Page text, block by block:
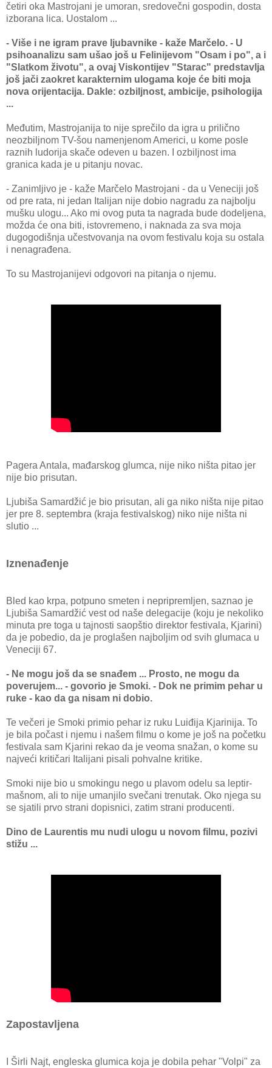
četiri oka Mastrojani je umoran, sredovečni gospodin, dosta
izborana lica. Uostalom ...
- Više i ne igram prave ljubavnike - kaže Marčelo. - U
psihoanalizu sam ušao još u Felinijevom "Osam i po", a i
"Slatkom životu", a ovaj Viskontijev "Starac" predstavlja
još jači zaokret karakternim ulogama koje će biti moja
nova orijentacija. Dakle: ozbiljnost, ambicije, psihologija
...
Međutim, Mastrojanija to nije sprečilo da igra u prilično
neozbiljnom TV-šou namenjenom Americi, u kome posle
raznih ludorija skače odeven u bazen. I ozbiljnost ima
granica kada je u pitanju novac.
- Zanimljivo je - kaže Marčelo Mastrojani - da u Veneciji još
od pre rata, ni jedan Italijan nije dobio nagradu za najbolju
mušku ulogu... Ako mi ovog puta ta nagrada bude dodeljena,
možda će ona biti, istovremeno, i naknada za sva moja
dugogodišnja učestvovanja na ovom festivalu koja su ostala
i nenagrađena.
To su Mastrojanijevi odgovori na pitanja o njemu.
Pagera Antala, mađarskog glumca, nije niko ništa pitao jer
nije bio prisutan.
Ljubiša Samardžić je bio prisutan, ali ga niko ništa nije pitao
jer pre 8. septembra (kraja festivalskog) niko nije ništa ni
slutio ...
Iznenađenje
Bled kao krpa, potpuno smeten i nepripremljen, saznao je
Ljubiša Samardžić vest od naše delegacije (koju je nekoliko
minuta pre toga u tajnosti saopštio direktor festivala, Kjarini)
da je pobedio, da je proglašen najboljim od svih glumaca u
Veneciji 67.
- Ne mogu još da se snađem ... Prosto, ne mogu da
poverujem... - govorio je Smoki. - Dok ne primim pehar u
ruke - kao da ga nisam ni dobio.
Te večeri je Smoki primio pehar iz ruku Luiđija Kjarinija. To
je bila počast i njemu i našem filmu o kome je još na početku
festivala sam Kjarini rekao da je veoma snažan, o kome su
najveći kritičari Italijani pisali pohvalne kritike.
Smoki nije bio u smokingu nego u plavom odelu sa leptir-
mašnom, ali to nije umanjilo svečani trenutak. Oko njega su
se sjatili prvo strani dopisnici, zatim strani producenti.
Dino de Laurentis mu nudi ulogu u novom filmu, pozivi
stižu ...
Zapostavljena
I Širli Najt, engleska glumica koja je dobila pehar "Volpi" za